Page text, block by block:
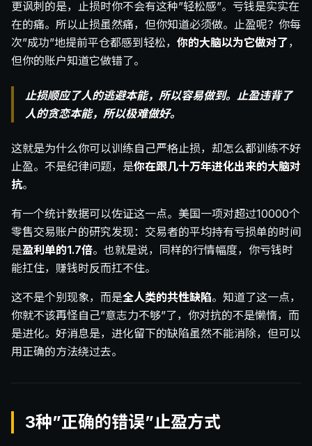
更讽刺的是，止损时你不会有这种”轻松感”。亏钱是实实在
在的痛。所以止损虽然痛，但你知道必须做。止盈呢？你每
次”成功”地提前平仓都感到轻松， 你的大脑以为它做对了，
但你的账户知道它做错了。
止损顺应了人的逃避本能，所以容易做到。止盈违背了
人的贪恋本能，所以极难做好。
这就是为什么你可以训练自己严格止损，却怎么都训练不好
止盈。不是纪律问题，是你在跟几十万年进化出来的大脑对
抗。
有一个统计数据可以佐证这一点。美国一项对超过10000个
零售交易账户的研究发现：交易者的平均持有亏损单的时间
是盈利单的1.7倍。也就是说，同样的行情幅度，你亏钱时
能扛住，赚钱时反而扛不住。
这不是个别现象，而是全人类的共性缺陷。知道了这一点，
你就不该再怪自己”意志力不够”了，你对抗的不是懒惰，而
是进化。好消息是，进化留下的缺陷虽然不能消除，但可以
用正确的方法绕过去。
3种”正确的错误”止盈方式